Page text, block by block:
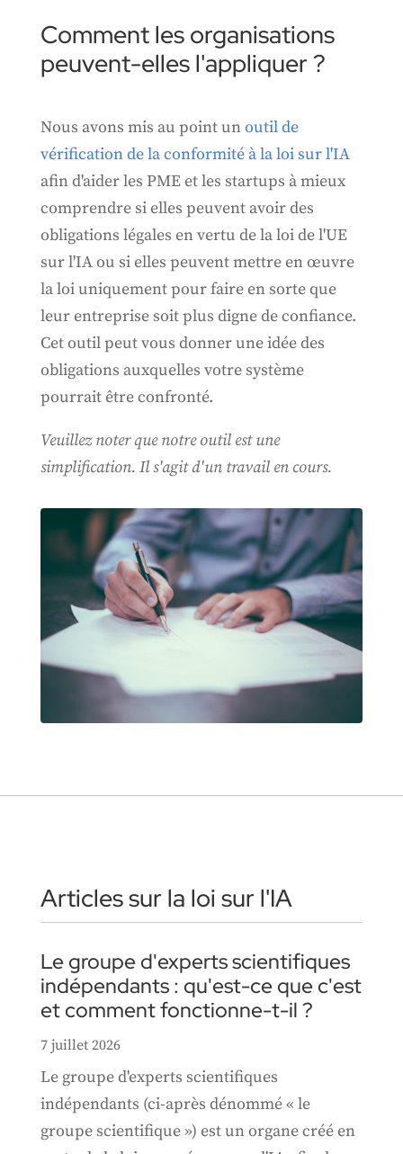
Comment les organisations
peuvent-elles l'appliquer ?
Nous avons mis au point unoutil de
vérification de la conformité à la loi sur l'IA
afin d'aider les PME et les startups à mieux
comprendre si elles peuvent avoir des
obligations légales en vertu de la loi de l'UE
sur l'IA ou si elles peuvent mettre en œuvre
la loi uniquement pour faire en sorte que
leur entreprise soit plus digne de confiance.
Cet outil peut vous donner une idée des
obligations auxquelles votre système
pourrait être confronté.
Veuillez noter que notre outil est une
simplification. Il s'agit d'un travail en cours.
Articles sur la loi sur l'IA
Le groupe d'experts scientifiques
indépendants : qu'est-ce que c'est
et comment fonctionne-t-il ?
7 juillet 2026
Le groupe d'experts scientifiques
indépendants (ci-après dénommé « le
groupe scientifique ») est un organe créé en